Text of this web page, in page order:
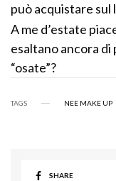
può acquistare sul
A me d’estate
esaltano ancora di
“osate”?
TAGS NEE MAKE UP
SHARE